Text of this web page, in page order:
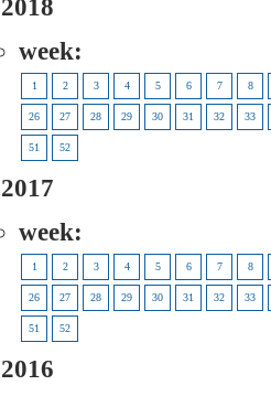
2018
week:
1 2 3 4 5 6 7 8
26 27 28 29 30 31 32 33
51 52
2017
week:
1 2 3 4 5 6 7 8
26 27 28 29 30 31 32 33
51 52
2016